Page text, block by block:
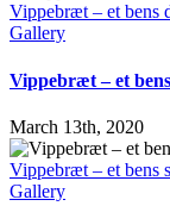
Vippebræt – et bens
Gallery
Vippebræt – et
March 13th, 2020
Vippebræt – et bens
Gallery